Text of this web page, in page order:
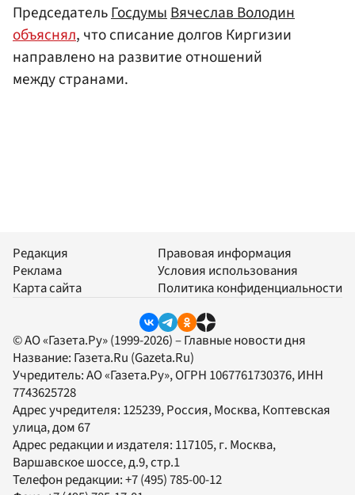
ПредседательГосдумыВячеслав Володин
объяснял, что списание долгов Киргизии
направлено на развитие отношений
между странами.
Редакция
Реклама
Карта сайта
Правовая информация
Условия использования
Политика конфиденциальности
© АО «Газета.Ру» (1999-2026) – Главные новости дня
Название: Газета.Ru (Gazeta.Ru)
Учредитель:АО «Газета.Ру», ОГРН 1067761730376, ИНН
7743625728
Адрес учредителя: 125239, Россия, Москва, Коптевская
улица, дом 67
Адрес редакции и издателя: 117105, г. Москва,
Варшавское шоссе, д.9, стр.1
Телефон редакции:+7 (495) 785-00-12